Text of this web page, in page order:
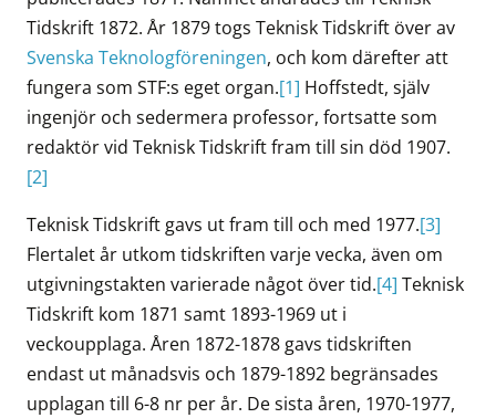
Tidskrift 1872. År 1879 togs Teknisk Tidskrift över av
Svenska Teknologföreningen, och kom därefter att
fungera som STF:s eget organ.[1] Hoffstedt, själv
ingenjör och sedermera professor, fortsatte som
redaktör vid Teknisk Tidskrift fram till sin död 1907.
[2]
Teknisk Tidskrift gavs ut fram till och med 1977.[3]
Flertalet år utkom tidskriften varje vecka, även om
utgivningstakten varierade något över tid.[4] Teknisk
Tidskrift kom 1871 samt 1893-1969 ut i
veckoupplaga. Åren 1872-1878 gavs tidskriften
endast ut månadsvis och 1879-1892 begränsades
upplagan till 6-8 nr per år. De sista åren, 1970-1977,